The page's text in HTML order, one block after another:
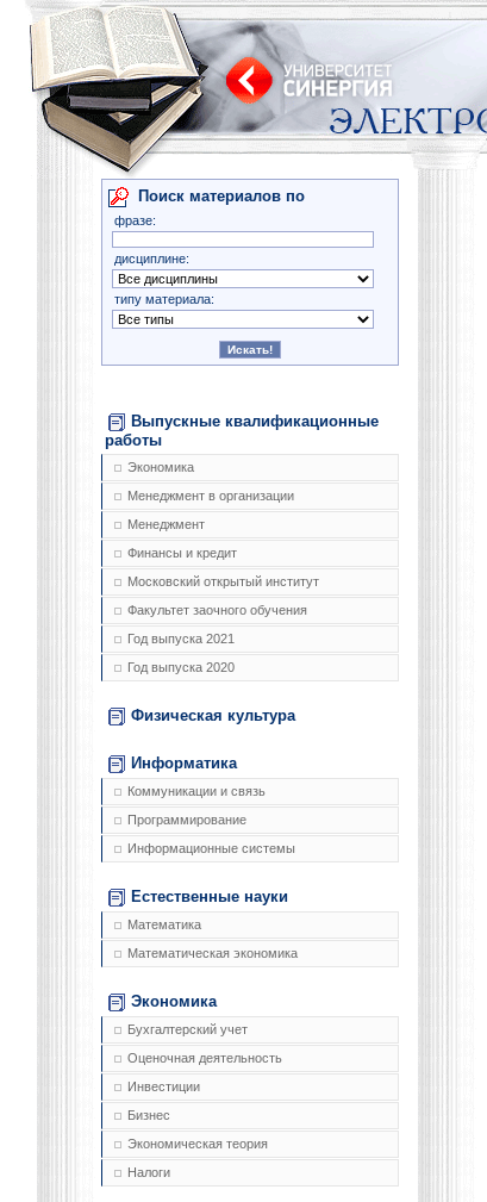
Поиск материалов по
фразе:
дисциплине:
типу материала:
Выпускные квалификационные
работы
Экономика
Менеджмент в организации
Менеджмент
Финансы и кредит
Московский открытый институт
Факультет заочного обучения
Год выпуска 2021
Год выпуска 2020
Физическая культура
Информатика
Коммуникации и связь
Программирование
Информационные системы
Естественные науки
Математика
Математическая экономика
Экономика
Бухгалтерский учет
Оценочная деятельность
Инвестиции
Бизнес
Экономическая теория
Налоги